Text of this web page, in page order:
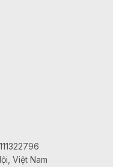
Việt Nam